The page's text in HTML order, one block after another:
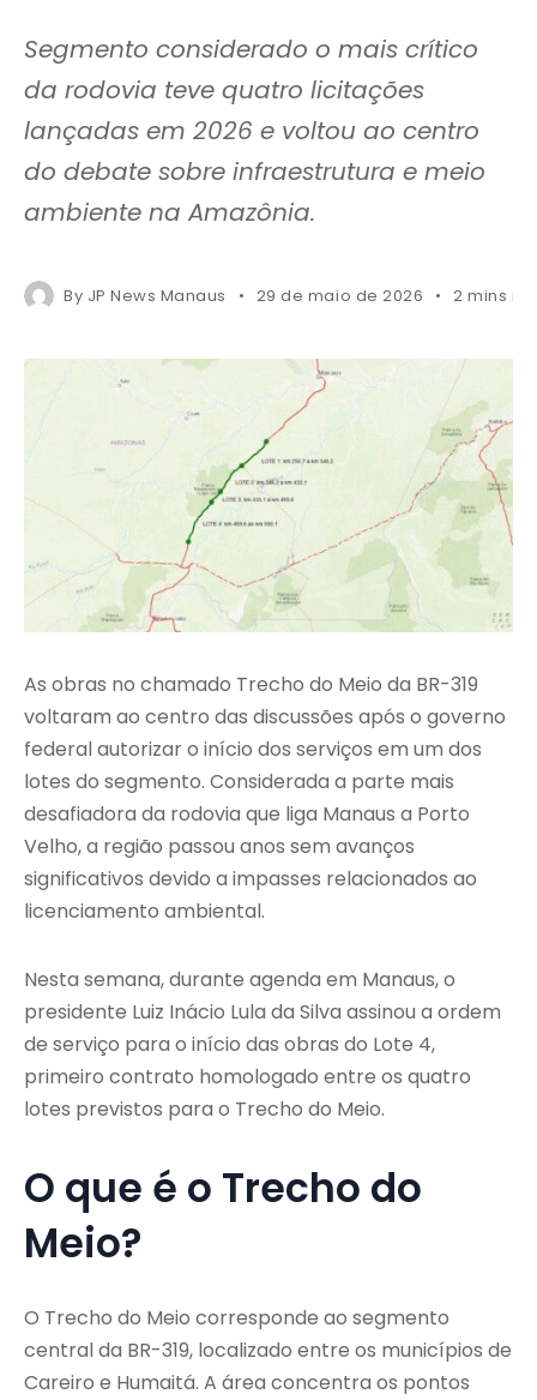
Segmento considerado o mais crítico
da rodovia teve quatro licitações
lançadas em 2026 e voltou ao centro
do debate sobre infraestrutura e meio
ambiente na Amazônia.
By JP News Manaus 29 de maio de 2026 2 mins
As obras no chamado Trecho do Meio da BR-319
voltaram ao centro das discussões após o governo
federal autorizar o início dos serviços em um dos
lotes do segmento. Considerada a parte mais
desafiadora da rodovia que liga Manaus a Porto
Velho, a região passou anos sem avanços
significativos devido a impasses relacionados ao
licenciamento ambiental.
Nesta semana, durante agenda em Manaus, o
presidente Luiz Inácio Lula da Silva assinou a ordem
de serviço para o início das obras do Lote 4,
primeiro contrato homologado entre os quatro
lotes previstos para o Trecho do Meio.
O que é o Trecho do
Meio?
O Trecho do Meio corresponde ao segmento
central da BR-319, localizado entre os municípios de
Careiro e Humaitá. A área concentra os pontos